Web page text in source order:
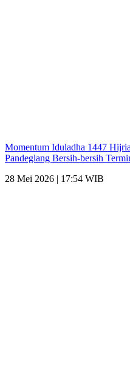
Momentum Iduladha 1447
Pandeglang Bersih-bersih
28 Mei 2026 | 17:54 WIB